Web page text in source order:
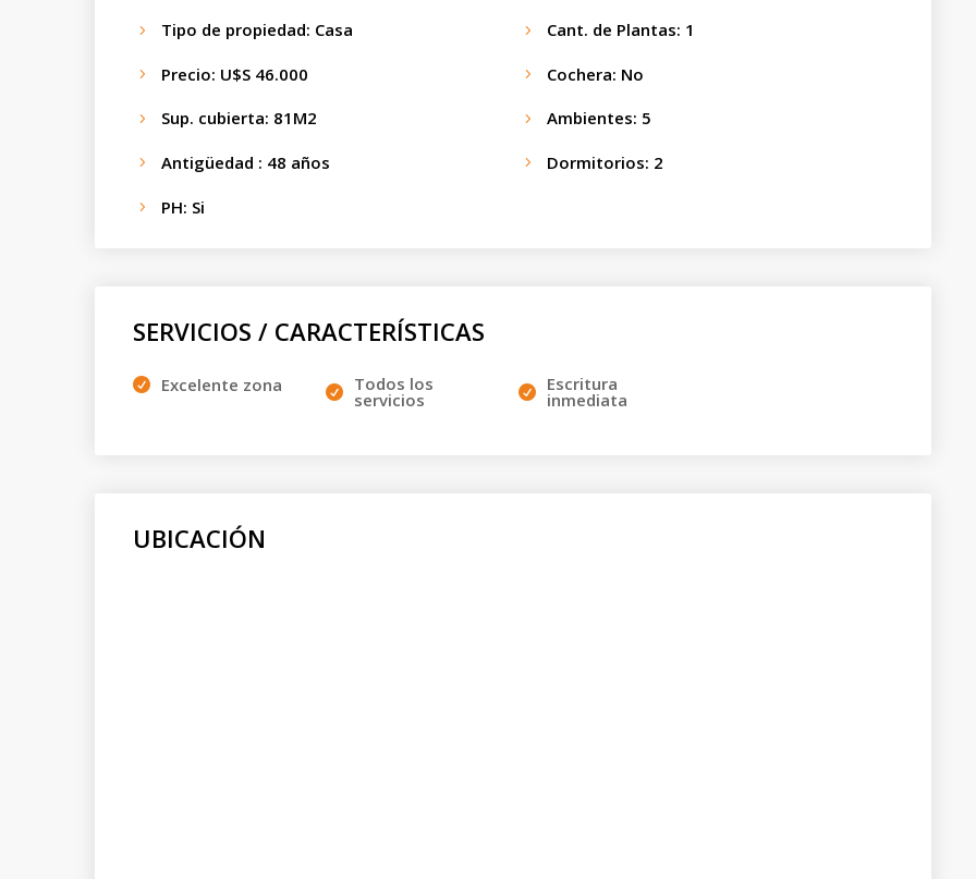
Tipo de propiedad: Casa Cant. de Plantas: 1
Precio: U$S 46.000 Cochera: No
Sup. cubierta: 81 M2 Ambientes: 5
Antigüedad : 48 años Dormitorios: 2
PH: Si
SERVICIOS / CARACTERÍSTICAS
Excelente zona Todos los
servicios
Escritura
inmediata
UBICACIÓN